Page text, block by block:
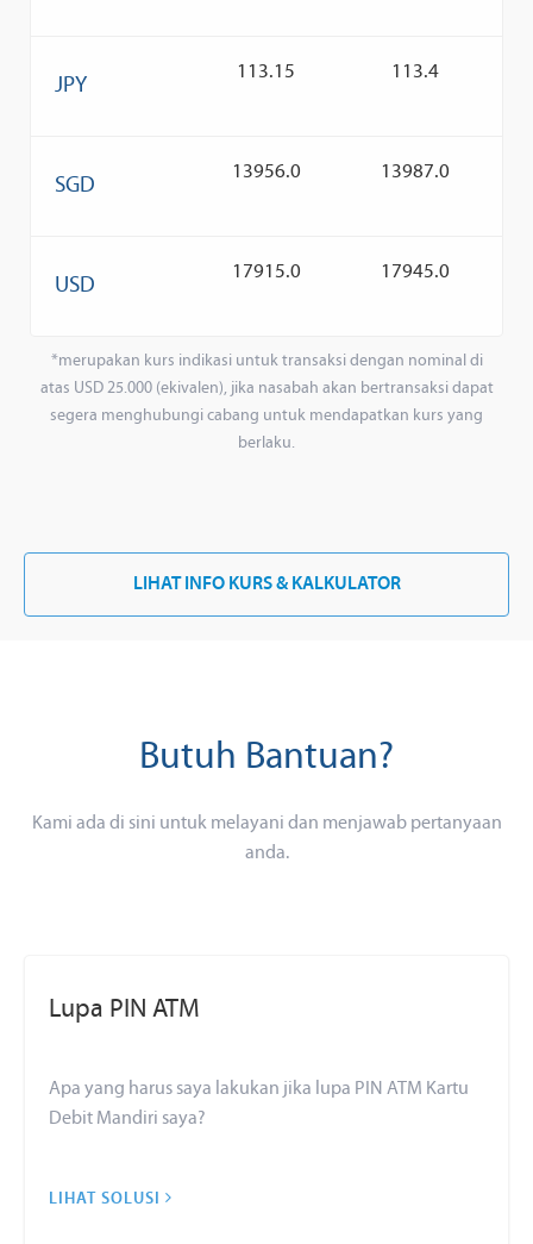
JPY
113.15 113.4
SGD
13956.0 13987.0
USD
17915.0 17945.0
*merupakan kurs indikasi untuk transaksi dengan nominal di
atas USD 25.000 (ekivalen), jika nasabah akan bertransaksi dapat
segera menghubungi cabang untuk mendapatkan kurs yang
berlaku.
LIHAT INFO KURS & KALKULATOR
Butuh Bantuan?
Kami ada di sini untuk melayani dan menjawab pertanyaan
anda.
Lupa PIN ATM
Apa yang harus saya lakukan jika lupa PIN ATM Kartu
Debit Mandiri saya?
LIHAT SOLUSI